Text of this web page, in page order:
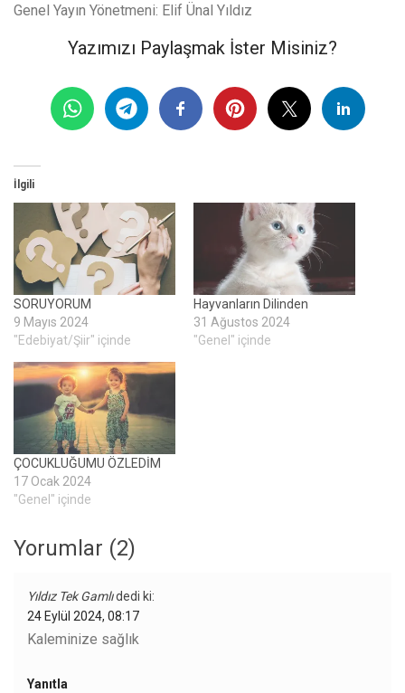
Genel Yayın Yönetmeni: Elif Ünal Yıldız
Yazımızı Paylaşmak İster Misiniz?
İlgili
SORUYORUM
9 Mayıs 2024
"Edebiyat/Şiir" içinde
Hayvanların Dilinden
31 Ağustos 2024
"Genel" içinde
ÇOCUKLUĞUMU ÖZLEDİM
17 Ocak 2024
"Genel" içinde
Yorumlar (2)
Yıldız Tek Gamlıdedi ki:
24 Eylül 2024, 08:17
Kaleminize sağlık
Yanıtla